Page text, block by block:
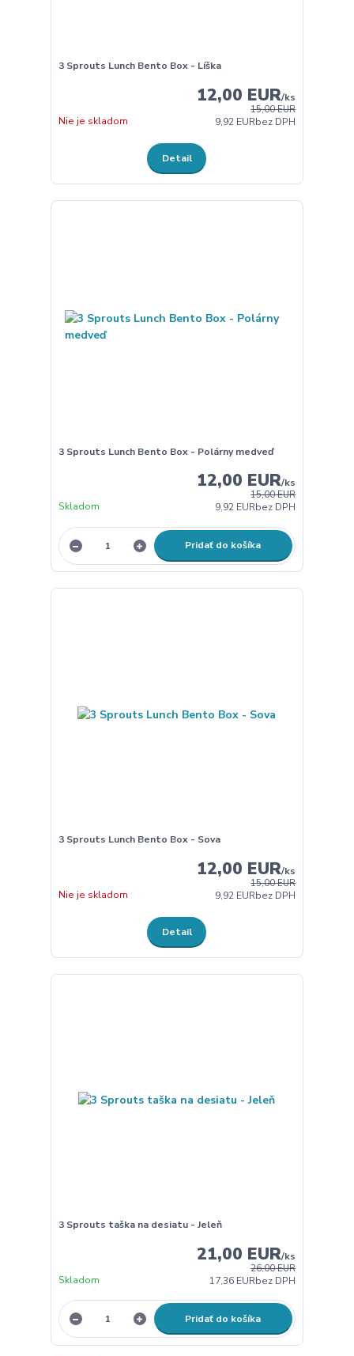
3 Sprouts Lunch Bento Box - Líška
15,00 EUR
12,00 EUR/ks
9,92 EURbez DPH
Nie je skladom
Detail
3 Sprouts Lunch Bento Box - Polárny medveď
15,00 EUR
12,00 EUR/ks
9,92 EURbez DPH
Skladom
Pridať do košíka
3 Sprouts Lunch Bento Box - Sova
15,00 EUR
12,00 EUR/ks
9,92 EURbez DPH
Nie je skladom
Detail
3 Sprouts taška na desiatu - Jeleň
26,00 EUR
21,00 EUR/ks
17,36 EURbez DPH
Skladom
Pridať do košíka